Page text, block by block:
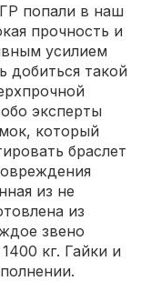
попали в наш
прочность и
усилием
добиться такой
эксперты
который
браслет
из не
из
звено
кг. Гайки и